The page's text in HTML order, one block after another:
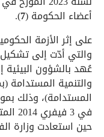
أعضاء الحكومة (7
).
والتي أدّت إلى
عُهد بالشؤون البيئية
والتنمية المستدامة
في
حين استعادت وزارة